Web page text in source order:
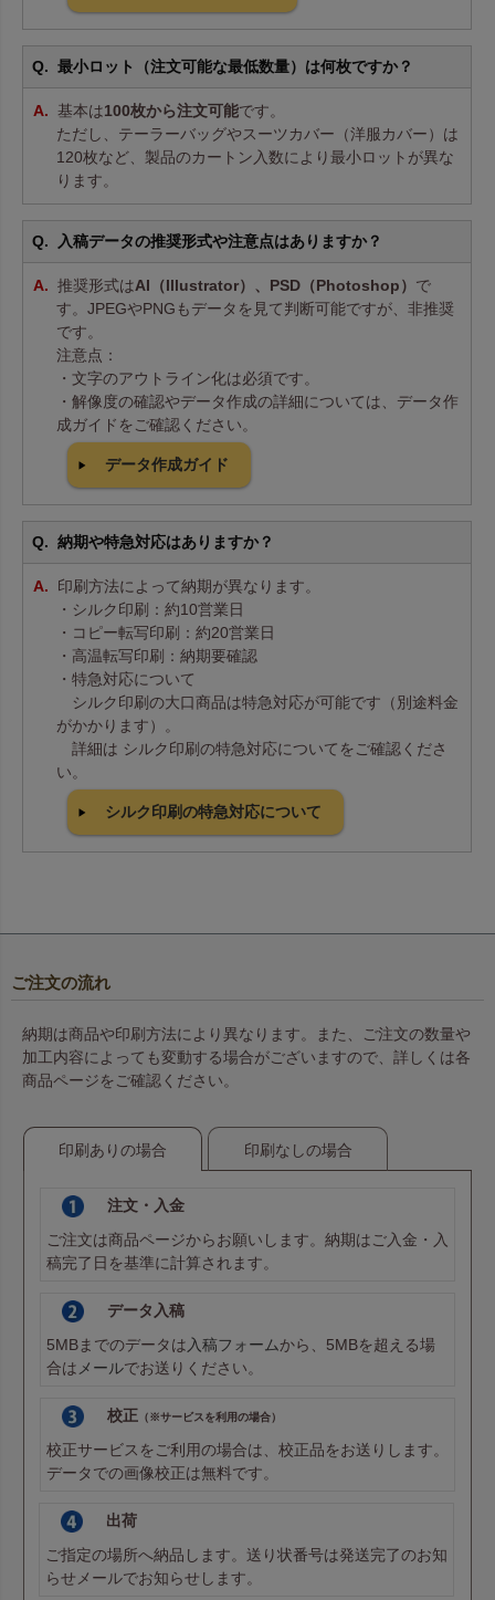
最小ロット（注文可能な最低数量）は何枚ですか？
基本は100枚から注文可能です。
ただし、テーラーバッグやスーツカバー（洋服カバー）は
120枚など、製品のカートン入数により最小ロットが異な
ります。
入稿データの推奨形式や注意点はありますか？
推奨形式はAI（Illustrator）、PSD（Photoshop） で
す。JPEGやPNGもデータを見て判断可能ですが、非推奨
です。
注意点：
・文字のアウトライン化は必須です。
・解像度の確認やデータ作成の詳細については、データ作
成ガイドをご確認ください。
データ作成ガイド
納期や特急対応はありますか？
印刷方法によって納期が異なります。
・シルク印刷：約10営業日
・コピー転写印刷：約20営業日
・高温転写印刷：納期要確認
・特急対応について
シルク印刷の大口商品は特急対応が可能です（別途料金
がかかります）。
詳細は シルク印刷の特急対応についてをご確認くださ
い。
シルク印刷の特急対応について
ご注文の流れ
納期は商品や印刷方法により異なります。また、ご注文の数量や
加工内容によっても変動する場合がございますので、詳しくは各
商品ページをご確認ください。
印刷ありの場合 印刷なしの場合
注文・入金
ご注文は商品ページからお願いします。納期はご入金・入
稿完了日を基準に計算されます。
データ入稿
5MBまでのデータは 入稿フォームから、5MBを超える場
合は メールでお送りください。
校正 （※サービスを利用の場合）
校正サービスをご利用の場合は、校正品をお送りします。
データでの画像校正は無料です。
出荷
ご指定の場所へ納品します。送り状番号は発送完了のお知
らせメールでお知らせします。